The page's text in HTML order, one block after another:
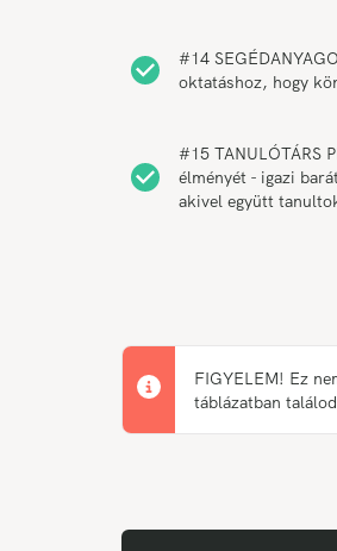
#14
oktatáshoz, hogy
#15 TANULÓTÁRS
élményét - igazi
akivel együtt
FIGYELEM! Ez
táblázatban